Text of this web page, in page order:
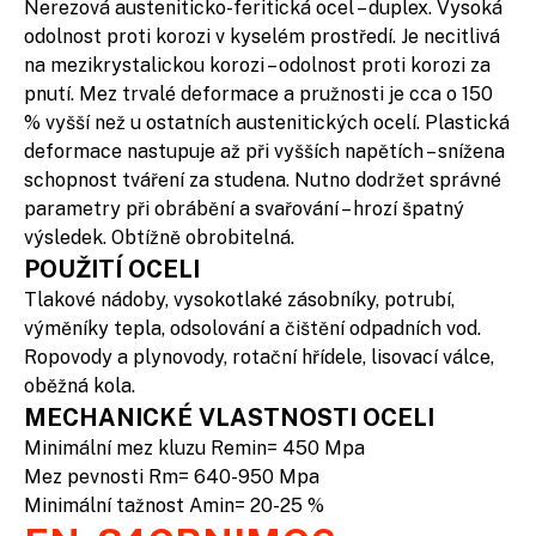
Nerezová austeniticko-feritická ocel – duplex. Vysoká
odolnost proti korozi v kyselém prostředí. Je necitlivá
na mezikrystalickou korozi – odolnost proti korozi za
pnutí. Mez trvalé deformace a pružnosti je cca o 150
% vyšší než u ostatních austenitických ocelí. Plastická
deformace nastupuje až při vyšších napětích – snížena
schopnost tváření za studena. Nutno dodržet správné
parametry při obrábění a svařování – hrozí špatný
výsledek. Obtížně obrobitelná.
POUŽITÍ OCELI
Tlakové nádoby, vysokotlaké zásobníky, potrubí,
výměníky tepla, odsolování a čištění odpadních vod.
Ropovody a plynovody, rotační hřídele, lisovací válce,
oběžná kola.
MECHANICKÉ VLASTNOSTI OCELI
Minimální mez kluzu Remin= 450 Mpa
Mez pevnosti Rm= 640-950 Mpa
Minimální tažnost Amin= 20-25 %